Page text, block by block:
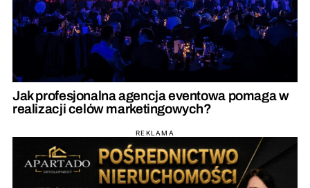
Jak profesjonalna agencja eventowa pomaga w
realizacji celów marketingowych?
REKLAMA